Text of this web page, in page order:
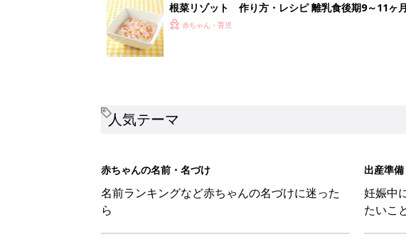
根菜リゾット 作り方・レシピ 離乳食後期9～11ヶ
赤ちゃん・育児
人気テーマ
赤ちゃんの名前・名づけ
名前ランキングなど赤ちゃんの名づけに迷った
ら
出産準
妊娠中
たいこ